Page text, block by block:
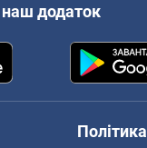
додаток
Політика